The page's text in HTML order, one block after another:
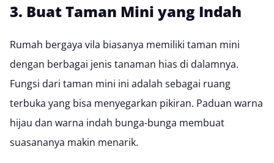
3. Buat Taman Mini yang Indah
Rumah bergaya vila biasanya memiliki taman mini
dengan berbagai jenis tanaman hias di dalamnya.
Fungsi dari taman mini ini adalah sebagai ruang
terbuka yang bisa menyegarkan pikiran. Paduan warna
hijau dan warna indah bunga-bunga membuat
suasananya makin menarik.